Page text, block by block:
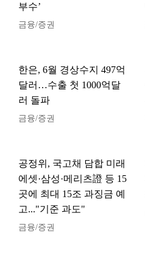
부수’
금융/증권
한은, 6월 경상수지 497억
달러…수출 첫 1000억달
러 돌파
금융/증권
공정위, 국고채 담합 미래
에셋·삼성·메리츠證 등 15
곳에 최대 15조 과징금 예
고..."기준 과도"
금융/증권